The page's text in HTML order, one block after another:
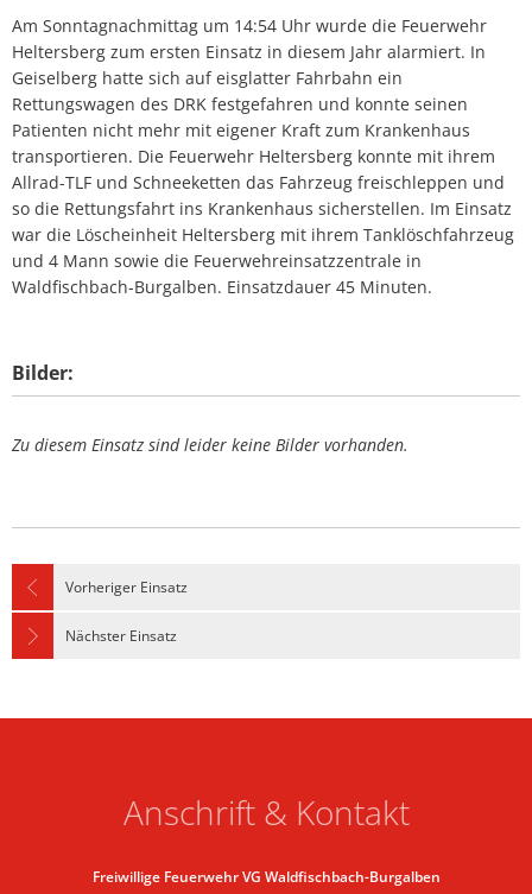
Am Sonntagnachmittag um 14:54 Uhr wurde die Feuerwehr
Heltersberg zum ersten Einsatz in diesem Jahr alarmiert. In
Geiselberg hatte sich auf eisglatter Fahrbahn ein
Rettungswagen des DRK festgefahren und konnte seinen
Patienten nicht mehr mit eigener Kraft zum Krankenhaus
transportieren. Die Feuerwehr Heltersberg konnte mit ihrem
Allrad-TLF und Schneeketten das Fahrzeug freischleppen und
so die Rettungsfahrt ins Krankenhaus sicherstellen. Im Einsatz
war die Löscheinheit Heltersberg mit ihrem Tanklöschfahrzeug
und 4 Mann sowie die Feuerwehreinsatzzentrale in
Waldfischbach-Burgalben. Einsatzdauer 45 Minuten.
Bilder:
Zu diesem Einsatz sind leider keine Bilder vorhanden.
Vorheriger Einsatz
Nächster Einsatz
Anschrift & Kontakt
Freiwillige Feuerwehr VG Waldfischbach-Burgalben